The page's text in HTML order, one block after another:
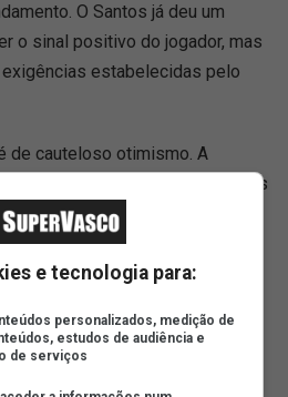
O Santos já deu um
o sinal positivo do jogador, mas
estabelecidas pelo
de cauteloso otimismo. A
a boa relação entre as partes
aumentar as chances de
ainda nesta temporada.
e tecnologia para:
personalizados, medição de
estudos de audiência e
de serviços